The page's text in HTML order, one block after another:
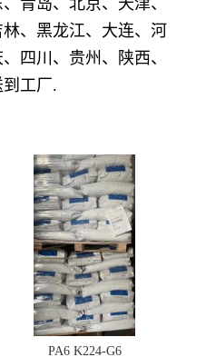
、黑龙江、大连、河
四川、贵州、陕西、
工厂.
PA6 K224-G6